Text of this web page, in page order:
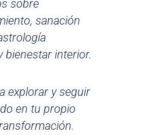
sobre
sanación
bienestar interior.
explorar y seguir
en tu propio